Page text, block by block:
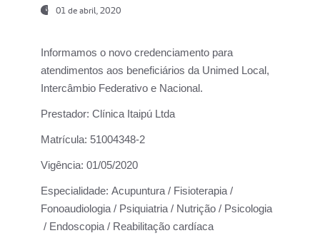
01 de abril, 2020
Informamos o novo credenciamento para
atendimentos aos beneficiários da Unimed Local,
Intercâmbio Federativo e Nacional.
Prestador: Clínica Itaipú Ltda
Matrícula: 51004348-2
Vigência: 01/05/2020
Especialidade: Acupuntura / Fisioterapia /
Fonoaudiologia / Psiquiatria / Nutrição / Psicologia
/ Endoscopia / Reabilitação cardíaca